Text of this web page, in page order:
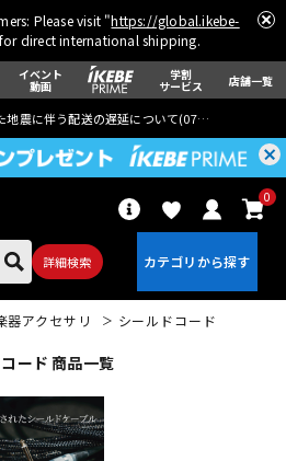
Please visit "https://global.ikebe-
direct international shipping.
イベント
動画
学割
サービス 店舗一覧
地震に伴う配送の遅延について(07月29日
詳細検索
0
器アクセサリ シールドコード
ード 商品一覧